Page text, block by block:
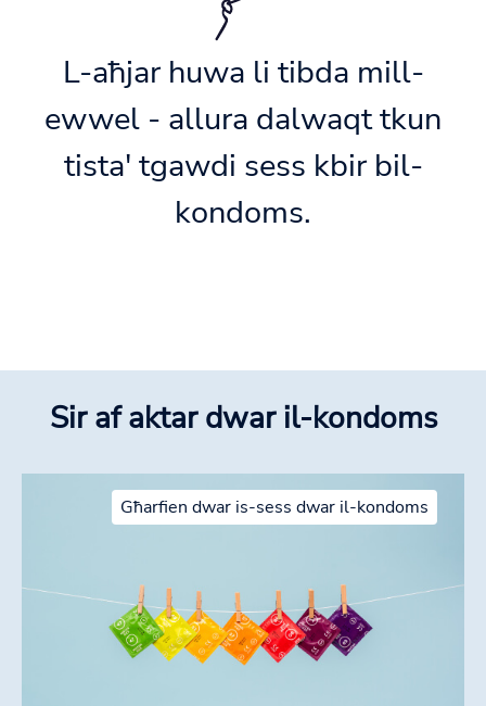
L-aħjar huwa li tibda mill-
ewwel - allura dalwaqt tkun
tista' tgawdi sess kbir bil-
kondoms.
Sir af aktar dwar il-kondoms
Għarfien dwar is-sess dwar il-kondoms